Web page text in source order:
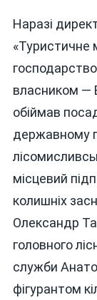
Наразі
«Туристичне
господарство
власником —
обіймав
державному
місцевий
колишніх
Олександр
головного
служби
фігурантом